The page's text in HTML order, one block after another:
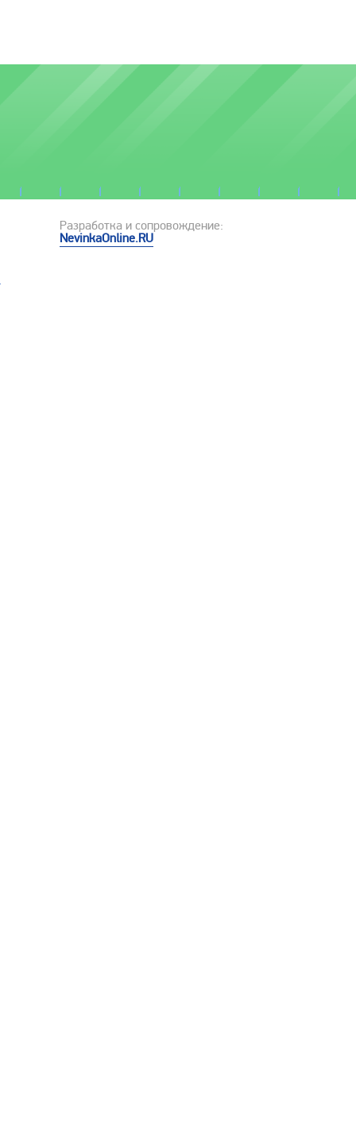
Разработка и сопровождение:
NevinkaOnline.RU